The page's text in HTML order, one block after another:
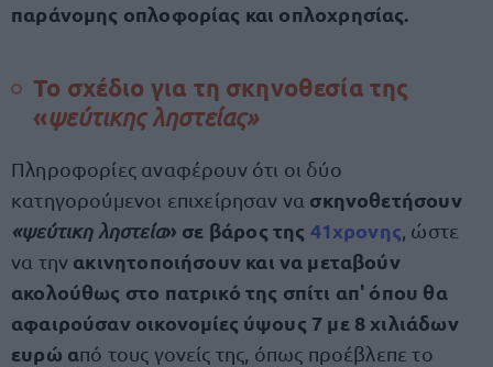
παράνομης οπλοφορίας και οπλοχρησίας.
Το σχέδιο για τη σκηνοθεσία της
«ψεύτικης ληστείας»
Πληροφορίες αναφέρουν ότι οι δύο
κατηγορούμενοι επιχείρησαν να σκηνοθετήσουν
«ψεύτικη ληστεία» σε βάρος της 41χρονης , ώστε
να την ακινητοποιήσουν και να μεταβούν
ακολούθως στο πατρικό της σπίτι απ' όπου θα
αφαιρούσαν οικονομίες ύψους 7 με 8 χιλιάδων
ευρώ από τους γονείς της, όπως προέβλεπε το